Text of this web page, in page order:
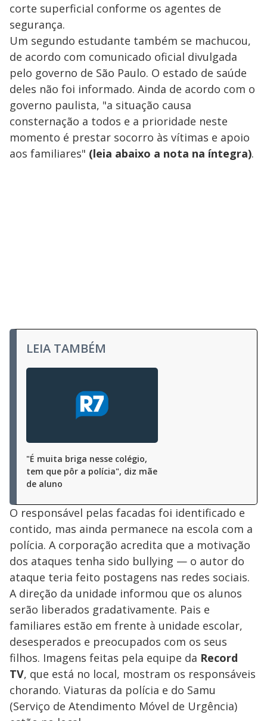
corte superficial conforme os agentes de
segurança.
Um segundo estudante também se machucou,
de acordo com comunicado oficial divulgada
pelo governo de São Paulo. O estado de saúde
deles não foi informado. Ainda de acordo com o
governo paulista, "a situação causa
consternação a todos e a prioridade neste
momento é prestar socorro às vítimas e apoio
aos familiares" (leia abaixo a nota na íntegra).
LEIA TAMBÉM
"É muita briga nesse colégio,
tem que pôr a polícia", diz mãe
de aluno
O responsável pelas facadas foi identificado e
contido, mas ainda permanece na escola com a
polícia. A corporação acredita que a motivação
dos ataques tenha sido bullying — o autor do
ataque teria feito postagens nas redes sociais.
A direção da unidade informou que os alunos
serão liberados gradativamente. Pais e
familiares estão em frente à unidade escolar,
desesperados e preocupados com os seus
filhos. Imagens feitas pela equipe da Record
TV, que está no local, mostram os responsáveis
chorando. Viaturas da polícia e do Samu
(Serviço de Atendimento Móvel de Urgência)